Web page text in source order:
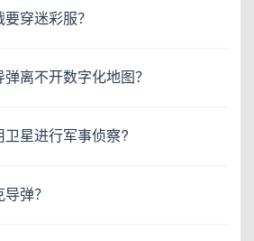
穿迷彩服？
离不开数字化地图？
卫星进行军事侦察?
弹？